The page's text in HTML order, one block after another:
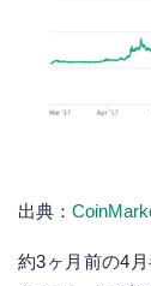
出典：
約3ヶ月前の4